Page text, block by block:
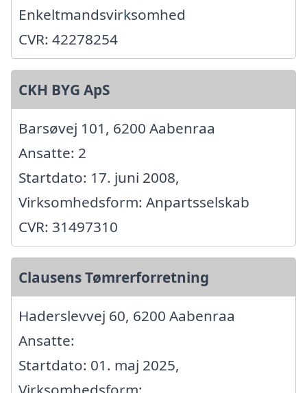
Enkeltmandsvirksomhed
CVR: 42278254
CKH BYG ApS
Barsøvej 101, 6200 Aabenraa
Ansatte: 2
Startdato: 17. juni 2008,
Virksomhedsform: Anpartsselskab
CVR: 31497310
Clausens Tømrerforretning
Haderslevvej 60, 6200 Aabenraa
Ansatte:
Startdato: 01. maj 2025,